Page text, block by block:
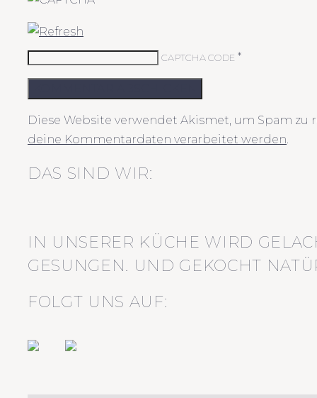
CAPTCHA CODE *
Diese Website verwendet Akismet, um Spam zu
deine Kommentardaten verarbeitet werden.
DAS SIND WIR:
IN UNSERER KÜCHE WIRD
GESUNGEN. UND GEKOCHT
FOLGT UNS AUF: